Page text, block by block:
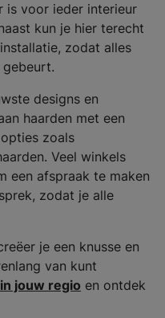
is voor ieder interieur
kun je hier terecht
zodat alles
designs en
haarden met een
zoals
Veel winkels
een afspraak te maken
zodat je alle
je een knusse en
van kunt
jouw regio en ontdek